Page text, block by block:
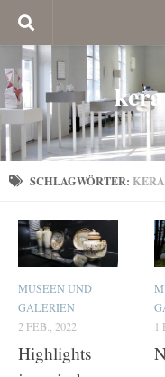
SCHLAGWÖRTER:
MUSEEN UND
GALERIEN
2 FEB., 2022
Highlights
1